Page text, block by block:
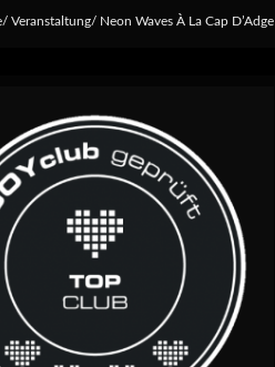
Veranstaltung Neon Waves À La Cap D’Adge